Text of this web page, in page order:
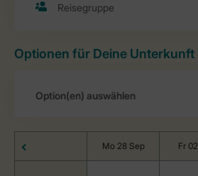
Optionen für Deine Unterkunft
Mo 28 Sep Fr